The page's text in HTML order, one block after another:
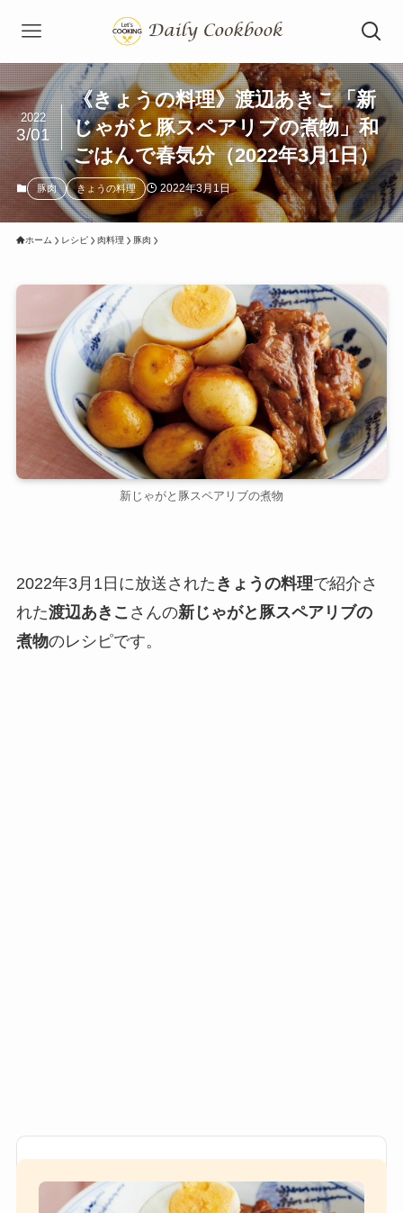
《きょうの料理》渡辺あきこ「新
じゃがと豚スペアリブの煮物」和
ごはんで春気分（2022年3月1日）
2022
3/01
豚肉 きょうの料理 2022年3月1日
ホーム レシピ 肉料理 豚肉
新じゃがと豚スペアリブの煮物
2022年3月1日に放送された きょうの料理で紹介さ
れた渡辺あきこ さんの新じゃがと豚スペアリブの
煮物のレシピです。